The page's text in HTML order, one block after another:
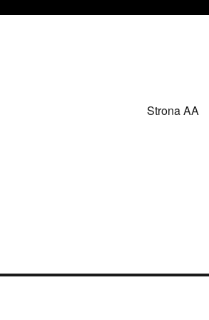
Strona AA